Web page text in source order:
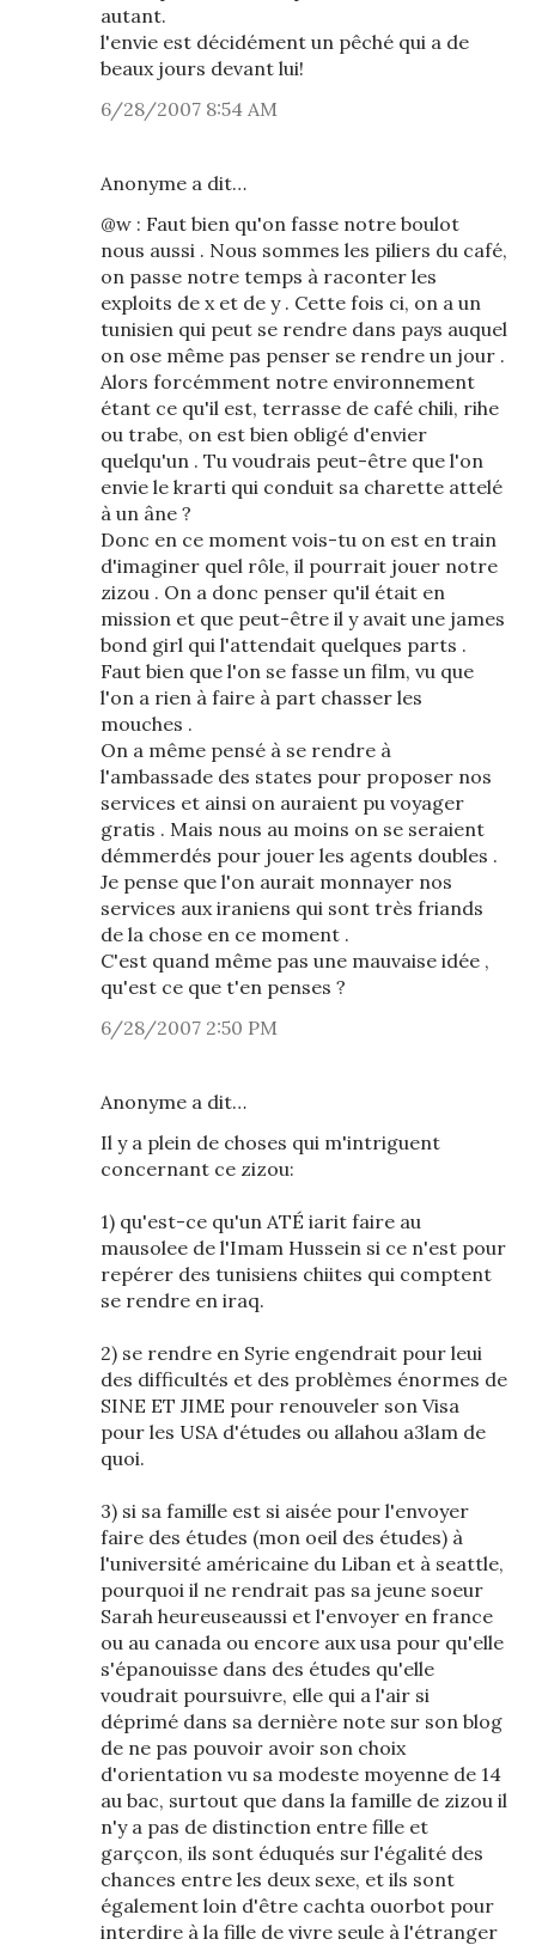
autant.
l'envie est décidément un pêché qui a de
beaux jours devant lui!
6/28/2007 8:54 AM
Anonyme a dit…
@w : Faut bien qu'on fasse notre boulot
nous aussi . Nous sommes les piliers du café,
on passe notre temps à raconter les
exploits de x et de y . Cette fois ci, on a un
tunisien qui peut se rendre dans pays auquel
on ose même pas penser se rendre un jour .
Alors forcémment notre environnement
étant ce qu'il est, terrasse de café chili, rihe
ou trabe, on est bien obligé d'envier
quelqu'un . Tu voudrais peut-être que l'on
envie le krarti qui conduit sa charette attelé
à un âne ?
Donc en ce moment vois-tu on est en train
d'imaginer quel rôle, il pourrait jouer notre
zizou . On a donc penser qu'il était en
mission et que peut-être il y avait une james
bond girl qui l'attendait quelques parts .
Faut bien que l'on se fasse un film, vu que
l'on a rien à faire à part chasser les
mouches .
On a même pensé à se rendre à
l'ambassade des states pour proposer nos
services et ainsi on auraient pu voyager
gratis . Mais nous au moins on se seraient
démmerdés pour jouer les agents doubles .
Je pense que l'on aurait monnayer nos
services aux iraniens qui sont très friands
de la chose en ce moment .
C'est quand même pas une mauvaise idée ,
qu'est ce que t'en penses ?
6/28/2007 2:50 PM
Anonyme a dit…
Il y a plein de choses qui m'intriguent
concernant ce zizou:
1) qu'est-ce qu'un ATÉ iarit faire au
mausolee de l'Imam Hussein si ce n'est pour
repérer des tunisiens chiites qui comptent
se rendre en iraq.
2) se rendre en Syrie engendrait pour leui
des difficultés et des problèmes énormes de
SINE ET JIME pour renouveler son Visa
pour les USA d'études ou allahou a3lam de
quoi.
3) si sa famille est si aisée pour l'envoyer
faire des études (mon oeil des études) à
l'université américaine du Liban et à seattle,
pourquoi il ne rendrait pas sa jeune soeur
Sarah heureuseaussi et l'envoyer en france
ou au canada ou encore aux usa pour qu'elle
s'épanouisse dans des études qu'elle
voudrait poursuivre, elle qui a l'air si
déprimé dans sa dernière note sur son blog
de ne pas pouvoir avoir son choix
d'orientation vu sa modeste moyenne de 14
au bac, surtout que dans la famille de zizou il
n'y a pas de distinction entre fille et
garçcon, ils sont éduqués sur l'égalité des
chances entre les deux sexe, et ils sont
également loin d'être cachta ouorbot pour
interdire à la fille de vivre seule à l'étranger